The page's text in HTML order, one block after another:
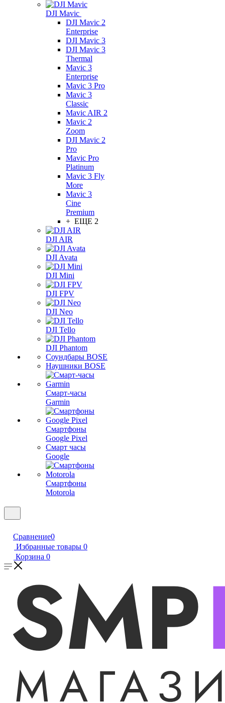
DJI Mavic
DJI Mavic 2
Enterprise
DJI Mavic 3
DJI Mavic 3
Thermal
Mavic 3
Enterprise
Mavic 3 Pro
Mavic 3
Сlassic
Mavic AIR 2
Mavic 2
Zoom
DJI Mavic 2
Pro
Mavic Pro
Platinum
Mavic 3 Fly
More
Mavic 3
Cine
Premium
+ ЕЩЕ 2
DJI AIR
DJI Avata
DJI Mini
DJI FPV
DJI Neo
DJI Tello
DJI Phantom
Соундбары BOSE
Наушники BOSE
Смарт-часы
Garmin
Смартфоны
Google Pixel
Смарт часы
Google
Смартфоны
Motorola
Сравнение0
Избранные товары 0
Корзина 0